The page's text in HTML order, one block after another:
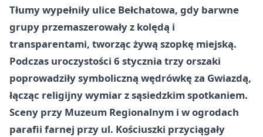
Tłumy wypełniły ulice Bełchatowa, gdy barwne
grupy przemaszerowały z kolędą i
transparentami, tworząc żywą szopkę miejską.
Podczas uroczystości 6 stycznia trzy orszaki
poprowadziły symboliczną wędrówkę za Gwiazdą,
łącząc religijny wymiar z sąsiedzkim spotkaniem.
Sceny przy Muzeum Regionalnym i w ogrodach
parafii farnej przy ul. Kościuszki przyciągały